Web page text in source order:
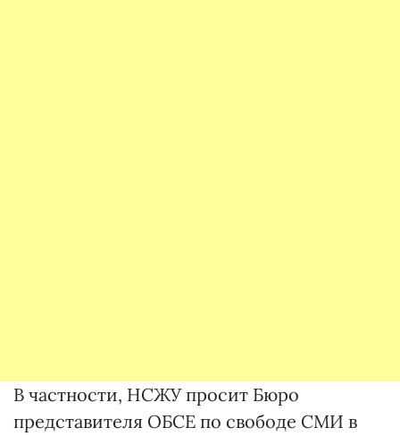
В частности, НСЖУ просит Бюро
представителя ОБСЕ по свободе СМИ в